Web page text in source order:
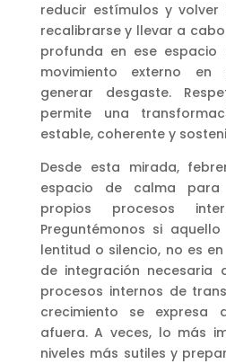
reducir estímulos y
recalibrarse y llevar a
profunda en ese espacio
movimiento externo
generar desgaste.
permite una
estable, coherente y
Desde esta mirada,
espacio de calma para
propios procesos
Preguntémonos si
lentitud o silencio, no es
de integración necesaria
procesos internos de
crecimiento se expresa
afuera. A veces, lo más
niveles más sutiles y